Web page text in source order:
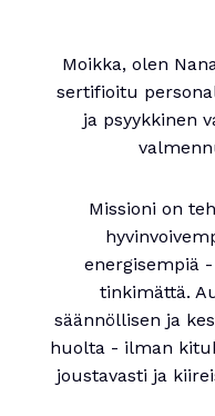
Moikka, olen
sertifioitu
ja psyykkinen
Missioni on
energisempiä
tinkimättä.
säännöllisen ja
huolta - ilman
joustavasti ja